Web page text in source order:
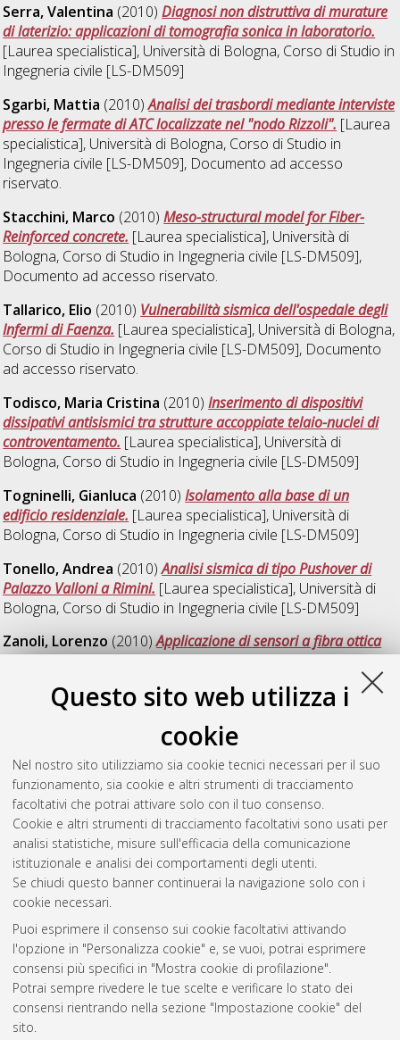
Questo sito web utilizza i
cookie
Nel nostro sito utilizziamo sia cookie tecnici necessari per il suo
funzionamento, sia cookie e altri strumenti di tracciamento
facoltativi che potrai attivare solo con il tuo consenso.
Cookie e altri strumenti di tracciamento facoltativi sono usati per
analisi statistiche, misure sull'efficacia della comunicazione
istituzionale e analisi dei comportamenti degli utenti.
Se chiudi questo banner continuerai la navigazione solo con i
cookie necessari.
Puoi esprimere il consenso sui cookie facoltativi attivando
l'opzione in "Personalizza cookie" e, se vuoi, potrai esprimere
consensi più specifici in "Mostra cookie di profilazione".
Potrai sempre rivedere le tue scelte e verificare lo stato dei
consensi rientrando nella sezione "Impostazione cookie" del
sito.
Serra, Valentina (2010)Diagnosi non distruttiva di murature
di laterizio: applicazioni di tomografia sonica in laboratorio.
[Laurea specialistica], Università di Bologna, Corso di Studio in
Ingegneria civile [LS-DM509]
Sgarbi, Mattia (2010)Analisi dei trasbordi mediante interviste
presso le fermate di ATC localizzate nel "nodo Rizzoli". [Laurea
specialistica], Università di Bologna, Corso di Studio in
Ingegneria civile [LS-DM509], Documento ad accesso
riservato.
Stacchini, Marco (2010)Meso-structural model for Fiber-
Reinforced concrete. [Laurea specialistica], Università di
Bologna, Corso di Studio in Ingegneria civile [LS-DM509],
Documento ad accesso riservato.
Tallarico, Elio (2010) Vulnerabilità sismica dell'ospedale degli
Infermi di Faenza. [Laurea specialistica], Università di Bologna,
Corso di Studio in Ingegneria civile [LS-DM509], Documento
ad accesso riservato.
Todisco, Maria Cristina (2010)Inserimento di dispositivi
dissipativi antisismici tra strutture accoppiate telaio-nuclei di
controventamento. [Laurea specialistica], Università di
Bologna, Corso di Studio in Ingegneria civile [LS-DM509]
Togninelli, Gianluca (2010)Isolamento alla base di un
edificio residenziale. [Laurea specialistica], Università di
Bologna, Corso di Studio in Ingegneria civile [LS-DM509]
Tonello, Andrea (2010)Analisi sismica di tipo Pushover di
Palazzo Valloni a Rimini. [Laurea specialistica], Università di
Bologna, Corso di Studio in Ingegneria civile [LS-DM509]
Zanoli, Lorenzo(2010)Applicazione di sensori a fibra ottica
per il monitoraggio di stati fessurativi: il caso del David di
[Laurea specialistica], Università di Bologna,
Corso di Studio inIngegneria civile [LS-DM509] , Documento
identificazione con sensori Mems di un edificio della protezione
civile.[Laurea specialistica], Università di Bologna, Corso di
Studio inIngegneria civile [LS-DM509]
Questa lista e' stata generata ilThu Aug 6 20:38:02 2026
CEST
Atom
Rss 1.0
Rss 2.0